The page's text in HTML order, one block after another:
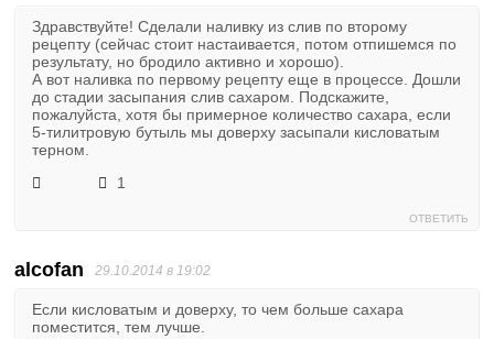
Здравствуйте! Сделали наливку из слив по второму
рецепту (сейчас стоит настаивается, потом отпишемся по
результату, но бродило активно и хорошо).
А вот наливка по первому рецепту еще в процессе. Дошли
до стадии засыпания слив сахаром. Подскажите,
пожалуйста, хотя бы примерное количество сахара, если
5-тилитровую бутыль мы доверху засыпали кисловатым
терном.
1
ОТВЕТИТЬ
alcofan 29.10.2014 в 19:02
Если кисловатым и доверху, то чем больше сахара
поместится, тем лучше.